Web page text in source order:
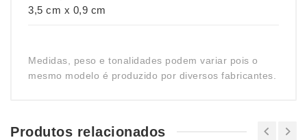
3,5 cm x 0,9 cm
Medidas, peso e tonalidades podem variar pois o
mesmo modelo é produzido por diversos fabricantes.
Produtos relacionados